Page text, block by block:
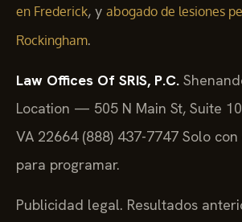
en Frederick, y abogado de lesiones
Rockingham.
Law Offices Of SRIS, P.C.
Location — 505 N Main St, Suite
VA 22664(888) 437-7747 Solo
para programar.
Publicidad legal. Resultados